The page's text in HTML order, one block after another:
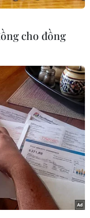
phố Đà Nẵng).
Tài nguyên và
đất này đã vi
sử dụng.
thành phố Đà
thuộc quyền
Quan (nhận
Nguyên Vũ và
và Môi trường
bản xác định
đai đối với ông
việc chậm
sử dụng đất đã
cho đồng